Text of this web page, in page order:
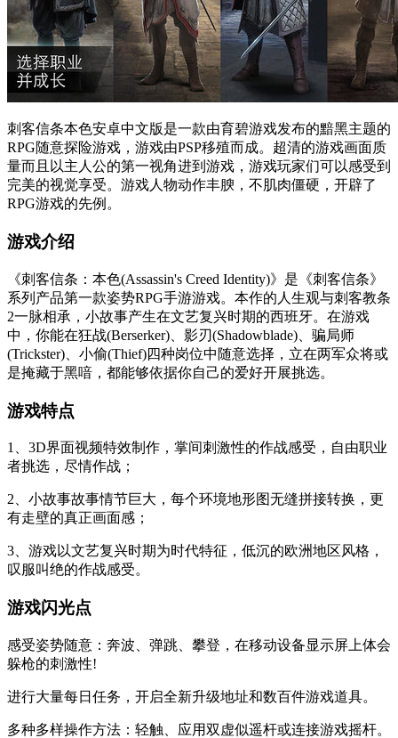
刺客信条本色安卓中文版是一款由育碧游戏发布的黯黑主题的
RPG随意探险游戏，游戏由PSP移殖而成。超清的游戏画面质
量而且以主人公的第一视角进到游戏，游戏玩家们可以感受到
完美的视觉享受。游戏人物动作丰腴，不肌肉僵硬，开辟了
RPG游戏的先例。
游戏介绍
《刺客信条：本色(Assassin's Creed Identity)》是《刺客信条》
系列产品第一款姿势RPG手游游戏。本作的人生观与刺客教条
2一脉相承，小故事产生在文艺复兴时期的西班牙。在游戏
中，你能在狂战(Berserker)、影刃(Shadowblade)、骗局师
(Trickster)、小偷(Thief)四种岗位中随意选择，立在两军众将或
是掩藏于黑喑，都能够依据你自己的爱好开展挑选。
游戏特点
1、3D界面视频特效制作，掌间刺激性的作战感受，自由职业
者挑选，尽情作战；
2、小故事故事情节巨大，每个环境地形图无缝拼接转换，更
有走壁的真正画面感；
3、游戏以文艺复兴时期为时代特征，低沉的欧洲地区风格，
叹服叫绝的作战感受。
游戏闪光点
感受姿势随意：奔波、弹跳、攀登，在移动设备显示屏上体会
躲枪的刺激性!
进行大量每日任务，开启全新升级地址和数百件游戏道具。
多种多样操作方法：轻触、应用双虚似遥杆或连接游戏摇杆。